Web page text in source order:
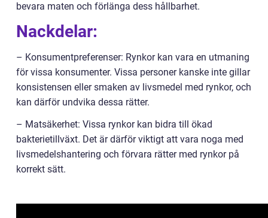
bevara maten och förlänga dess hållbarhet.
Nackdelar:
– Konsumentpreferenser: Rynkor kan vara en utmaning
för vissa konsumenter. Vissa personer kanske inte gillar
konsistensen eller smaken av livsmedel med rynkor, och
kan därför undvika dessa rätter.
– Matsäkerhet: Vissa rynkor kan bidra till ökad
bakterietillväxt. Det är därför viktigt att vara noga med
livsmedelshantering och förvara rätter med rynkor på
korrekt sätt.